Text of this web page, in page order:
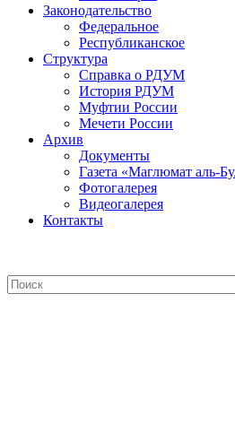
Законодательство
Федеральное
Республиканское
Структура
Справка о РДУМ
История РДУМ
Муфтии России
Мечети России
Архив
Документы
Газета «Маглюмат аль-
Фотогалерея
Видеогалерея
Контакты